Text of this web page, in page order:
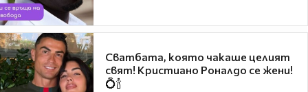
Сватбата, която чакаше целият
свят! Кристиано Роналдо се жени!
💍🍾